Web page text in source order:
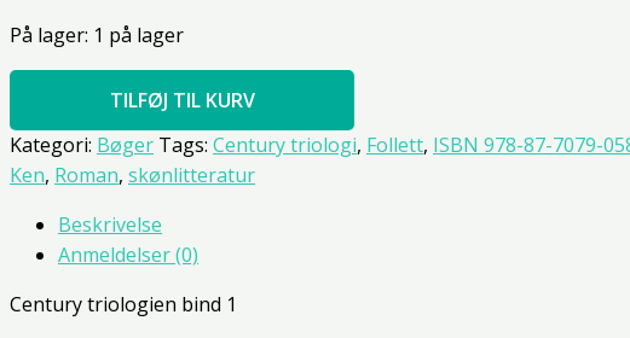
På lager: 1 på lager
TILFØJ TIL KURV
Kategori: Bøger Tags: Century triologi, Follett, ISBN 978-87-7079-
Ken, Roman, skønlitteratur
Beskrivelse
Anmeldelser (0)
Century triologien bind 1